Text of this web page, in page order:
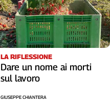
LA RIFLESSIONE
Dare un nome ai morti
sul lavoro
GIUSEPPE CHIANTERA